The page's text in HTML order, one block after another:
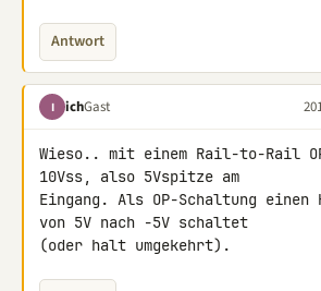
Antwort
I ichGast
Wieso.. mit einem Rail-to-Rail OP
10Vss, also 5Vspitze am
Eingang. Als OP-Schaltung einen
von 5V nach -5V schaltet
(oder halt umgekehrt).